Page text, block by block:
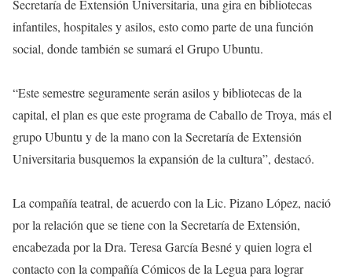
Secretaría de Extensión Universitaria, una gira en bibliotecas
infantiles, hospitales y asilos, esto como parte de una función
social, donde también se sumará el Grupo Ubuntu.
“Este semestre seguramente serán asilos y bibliotecas de la
capital, el plan es que este programa de Caballo de Troya, más el
grupo Ubuntu y de la mano con la Secretaría de Extensión
Universitaria busquemos la expansión de la cultura”, destacó.
La compañía teatral, de acuerdo con la Lic. Pizano López, nació
por la relación que se tiene con la Secretaría de Extensión,
encabezada por la Dra. Teresa García Besné y quien logra el
contacto con la compañía Cómicos de la Legua para lograr